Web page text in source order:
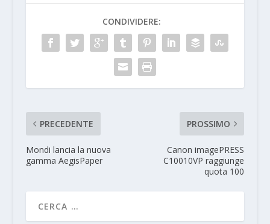
CONDIVIDERE:
PRECEDENTE
Mondi lancia la nuova
gamma AegisPaper
PROSSIMO
Canon imagePRESS
C10010VP raggiunge
quota 100